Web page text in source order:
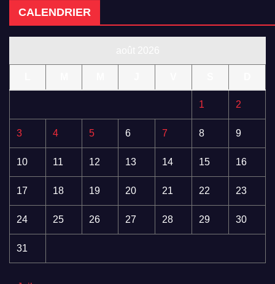
CALENDRIER
1 2
3 4 5 6 7 8 9
10 11 12 13 14 15 16
17 18 19 20 21 22 23
24 25 26 27 28 29 30
31